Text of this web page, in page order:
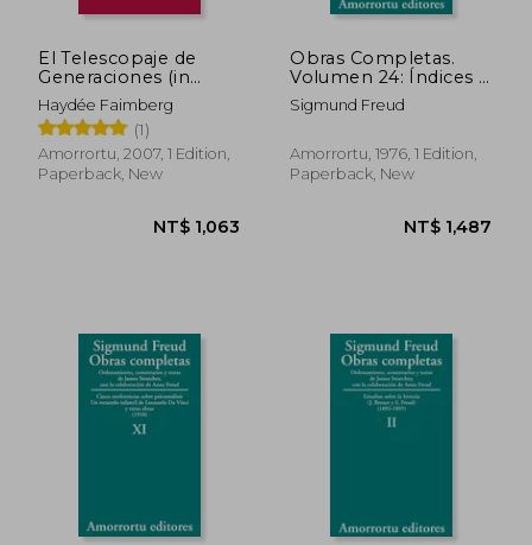
El Telescopaje de
Generaciones (in
Spanish)
Haydée Faimberg
(1)
Amorrortu, 2007, 1 Edition,
Paperback, New
Obras Completas.
Volumen 24: Índices y
Bibliografías (in
Spanish)
Sigmund Freud
Amorrortu, 1976, 1 Edition,
Paperback, New